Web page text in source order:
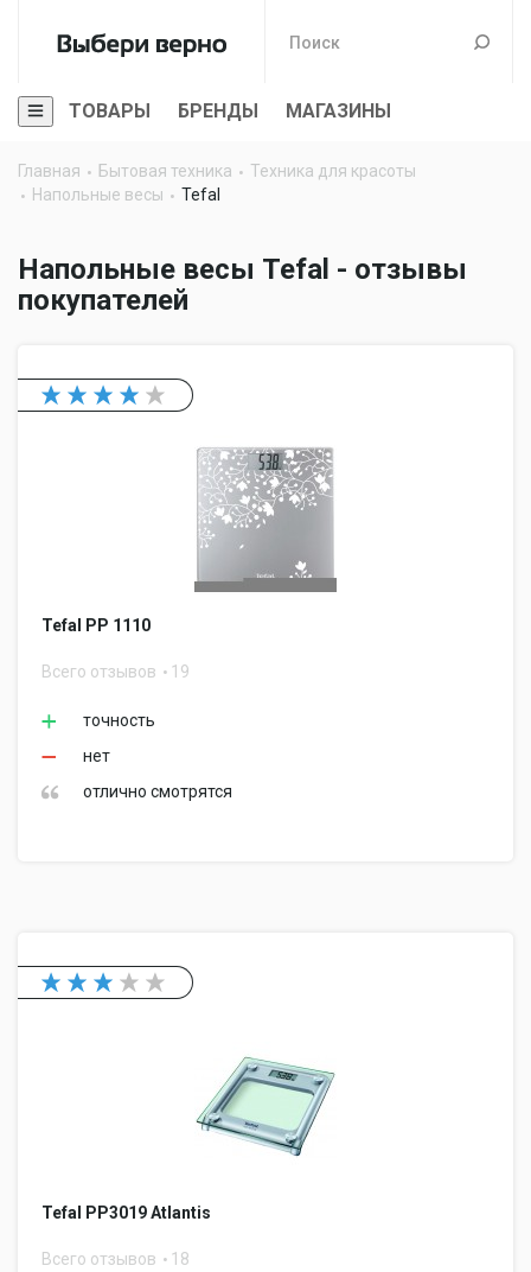
ТОВАРЫ БРЕНДЫ МАГАЗИНЫ
Главная Бытовая техника
Техника для красоты
Напольные весы
Tefal
Напольные весы Tefal - отзывы
покупателей
Tefal PP 1110
Всего отзывов 19
точность
нет
отлично смотрятся
Tefal PP3019 Atlantis
Всего отзывов 18